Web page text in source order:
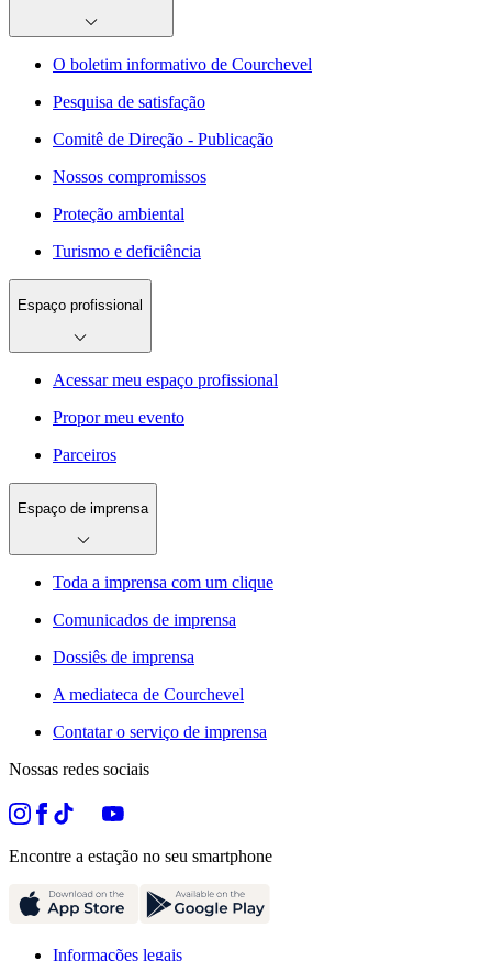
O boletim informativo de Courchevel
Pesquisa de satisfação
Comitê de Direção - Publicação
Nossos compromissos
Proteção ambiental
Turismo e deficiência
Espaço profissional
Acessar meu espaço profissional
Propor meu evento
Parceiros
Espaço de imprensa
Toda a imprensa com um clique
Comunicados de imprensa
Dossiês de imprensa
A mediateca de Courchevel
Contatar o serviço de imprensa
Nossas redes sociais
Encontre a estação no seu smartphone
Informações legais